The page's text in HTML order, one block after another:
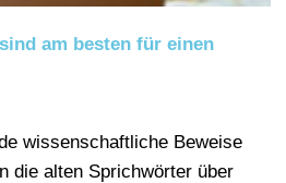
am besten für einen
wissenschaftliche Beweise
die alten Sprichwörter über